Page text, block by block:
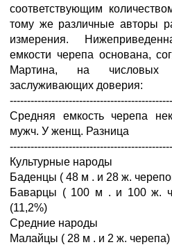
соответствующим
тому же различные авторы
измерения.
емкости черепа основана,
Мартина, на числовых
заслуживающих доверия:
Средняя емкость черепа
мужч. У женщ. Разница
Культурные народы
Баденцы ( 48 м . и 28 ж.
Баварцы ( 100 м . и 100 ж.
(11,2%)
Средние народы
Малайцы ( 28 м . и 2 ж. черепа)